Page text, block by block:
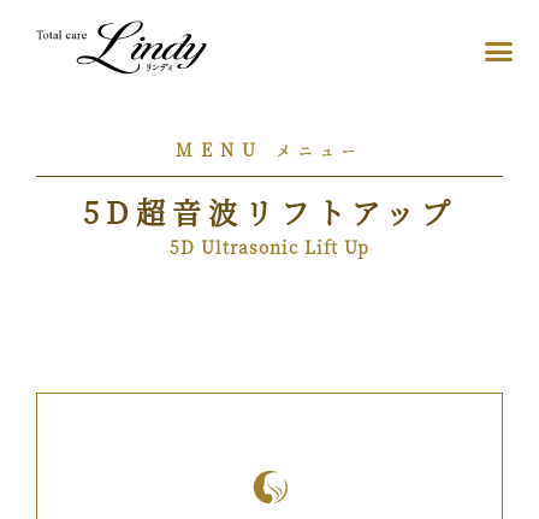
MENU メニュー
5D超音波リフトアップ
5D Ultrasonic Lift Up